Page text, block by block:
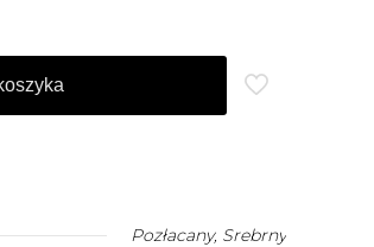
Pozłacany, Srebrny